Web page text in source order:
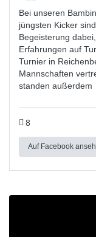
Bei unseren
jüngsten Kicker
Begeisterung
Erfahrungen auf
Turnier in
Mannschaften
standen außerdem
8
Auf Facebook